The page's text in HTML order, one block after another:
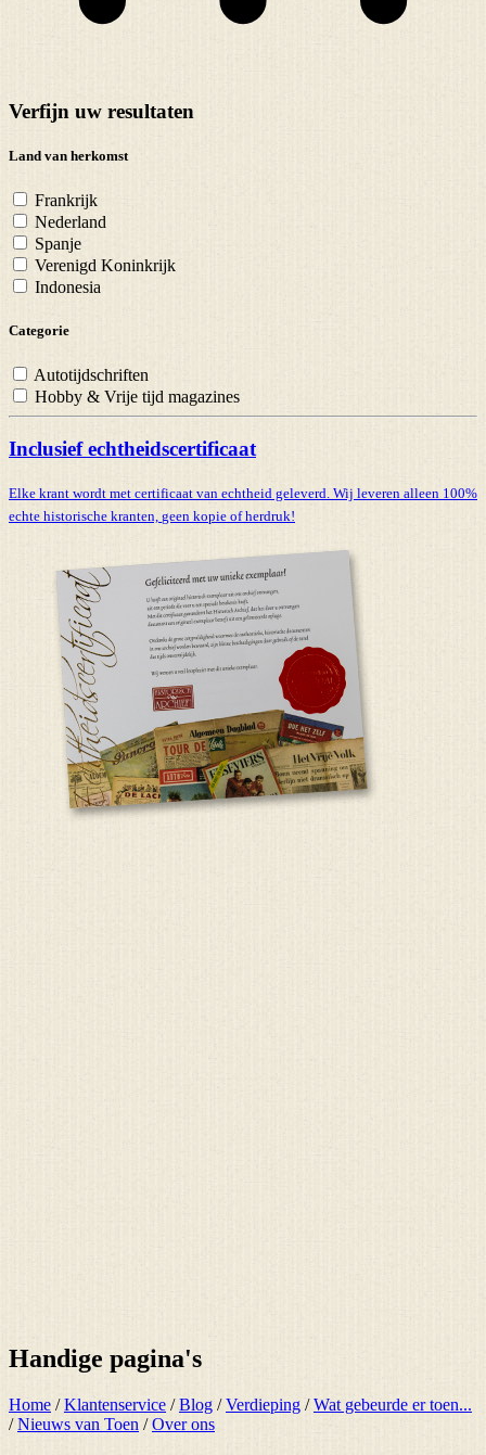
Verfijn uw resultaten
Land van herkomst
Frankrijk
Nederland
Spanje
Verenigd Koninkrijk
Indonesia
Categorie
Autotijdschriften
Hobby & Vrije tijd magazines
Inclusief echtheidscertificaat
Elke krant wordt met certificaat van echtheid geleverd. Wij leveren alleen 100%
echte historische kranten, geen kopie of herdruk!
Handige pagina's
Home /Klantenservice /Blog /Verdieping /Wat gebeurde er toen...
/Nieuws van Toen /Over ons